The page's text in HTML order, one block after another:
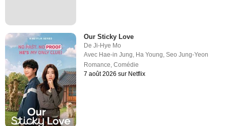
Our Sticky Love
DeJi-Hye Mo
Avec Hae-in Jung Ha Young ,Seo Jung-Yeon
Romance ,Comédie
7 août 2026 sur Netflix